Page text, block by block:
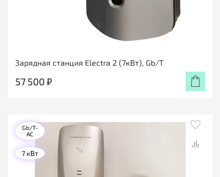
Зарядная станция Electra 2 (7кВт), Gb/T
57 500 ₽
Gb/T-
AC
7 кВт